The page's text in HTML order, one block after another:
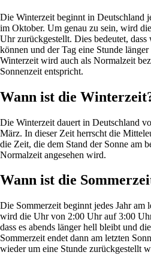
Die Winterzeit beginnt in Deutschland
im Oktober. Um genau zu sein, wird
Uhr zurückgestellt. Dies bedeutet,
können und der Tag eine Stunde
Winterzeit wird auch als Normalzeit
Sonnenzeit entspricht.
Wann ist die
Die Winterzeit dauert in Deutschland
März. In dieser Zeit herrscht die
die Zeit, die dem Stand der Sonne am
Normalzeit angesehen wird.
Wann ist die
Die Sommerzeit beginnt jedes Jahr am
wird die Uhr von 2:00 Uhr auf 3:00
dass es abends länger hell bleibt und
Sommerzeit endet dann am letzten
wieder um eine Stunde zurückgestellt